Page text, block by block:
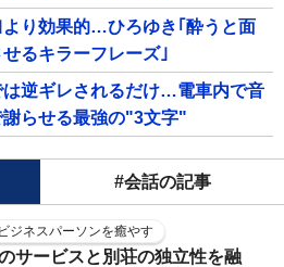
より効果的…ひろゆき｢酔うと面
るキラーフレーズ｣
は逆ギレされるだけ…電車内で音
らせる最強の"3文字"
#会話の記事
ジネスパーソンを癒やす
サービスと別荘の独立性を融